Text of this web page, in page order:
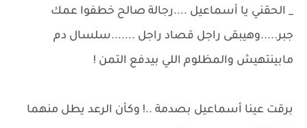
_ الحقني يا أسماعيل ....رجالة صالح خطفوا عمك
جبر.....وهيبقى راجل قصاد راجل .......سلسال دم
مابينتهيش والمظلوم اللي بيدفع التمن !
برقت عينا أسماعيل بصدمة ..! وكأن الرعد يطل منهما